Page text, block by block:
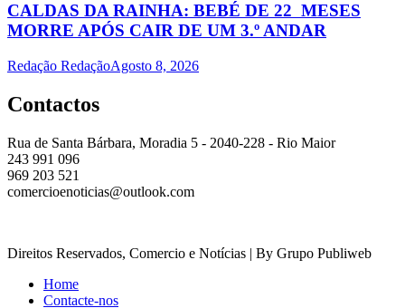
CALDAS DA RAINHA: BEBÉ DE 22 MESES
MORRE APÓS CAIR DE UM 3.º ANDAR
Redação RedaçãoAgosto 8, 2026
Contactos
Rua de Santa Bárbara, Moradia 5 - 2040-228 - Rio Maior
243 991 096
969 203 521
comercioenoticias@outlook.com
Direitos Reservados, Comercio e Notícias | By Grupo Publiweb
Home
Contacte-nos